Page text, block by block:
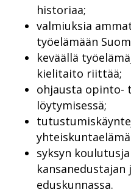
historiaa;
valmiuksia
työelämään
keväällä
kielitaito riittää;
ohjausta opinto-
löytymisessä;
syksyn
kansanedustajan
eduskunnassa.